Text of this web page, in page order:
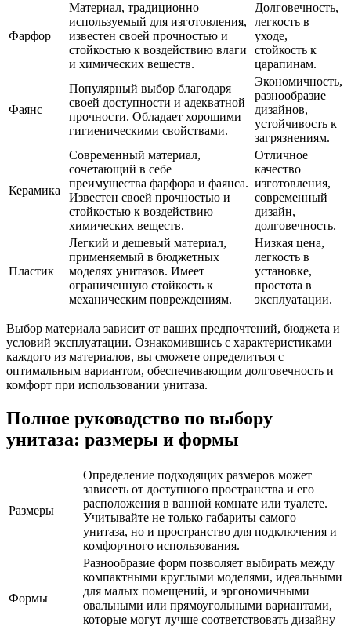
Фарфор
Материал, традиционно
используемый для изготовления,
известен своей прочностью и
стойкостью к воздействию влаги
и химических веществ.
Долговечность,
легкость в
уходе,
стойкость к
царапинам.
Фаянс
Популярный выбор благодаря
своей доступности и адекватной
прочности. Обладает хорошими
гигиеническими свойствами.
Экономичность,
разнообразие
дизайнов,
устойчивость к
загрязнениям.
Керамика
Современный материал,
сочетающий в себе
преимущества фарфора и фаянса.
Известен своей прочностью и
стойкостью к воздействию
химических веществ.
Отличное
качество
изготовления,
современный
дизайн,
долговечность.
Пластик
Легкий и дешевый материал,
применяемый в бюджетных
моделях унитазов. Имеет
ограниченную стойкость к
механическим повреждениям.
Низкая цена,
легкость в
установке,
простота в
эксплуатации.
Выбор материала зависит от ваших предпочтений, бюджета и
условий эксплуатации. Ознакомившись с характеристиками
каждого из материалов, вы сможете определиться с
оптимальным вариантом, обеспечивающим долговечность и
комфорт при использовании унитаза.
Полное руководство по выбору
унитаза: размеры и формы
Размеры
Определение подходящих размеров может
зависеть от доступного пространства и его
расположения в ванной комнате или туалете.
Учитывайте не только габариты самого
унитаза, но и пространство для подключения и
комфортного использования.
Формы
Разнообразие форм позволяет выбирать между
компактными круглыми моделями, идеальными
для малых помещений, и эргономичными
овальными или прямоугольными вариантами,
которые могут лучше соответствовать дизайну